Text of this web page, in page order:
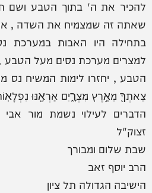
להכיר את ה' בתוך הטבע
שאתה זה שמצמיח את השדה ,
בתחילה היו האבות במערכת
למצרים מערכת נסים מעל הטבע
הטבע , יחזרו לימות המשיח נס
צֵאתְךָ֖ מֵאֶ֣רֶץ מִצְרָ֑יִם אַרְאֶ֖נּוּ
הדברים לעילוי נשמת מור
זצוק"ל
שבת שלום ומבורך
הרב יוסף זאב
הישיבה הגדולה תל ציון